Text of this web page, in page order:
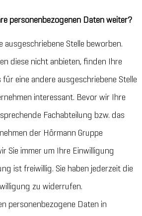
personenbezogenen Daten weiter?
ausgeschriebene Stelle beworben.
diese nicht anbieten, finden Ihre
eine andere ausgeschriebene Stelle
interessant. Bevor wir Ihre
Fachabteilung bzw. das
der Hörmann Gruppe
Sie immer um Ihre Einwilligung
ist freiwillig. Sie haben jederzeit die
zu widerrufen.
personenbezogene Daten in